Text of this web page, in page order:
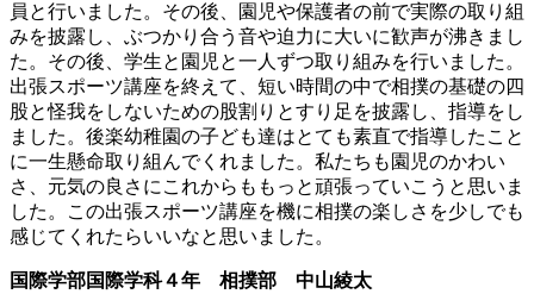
員と行いました。その後、園児や保護者の前で実際の取り組
みを披露し、ぶつかり合う音や迫力に大いに歓声が沸きまし
た。その後、学生と園児と一人ずつ取り組みを行いました。
出張スポーツ講座を終えて、短い時間の中で相撲の基礎の四
股と怪我をしないための股割りとすり足を披露し、指導をし
ました。後楽幼稚園の子ども達はとても素直で指導したこと
に一生懸命取り組んでくれました。私たちも園児のかわい
さ、元気の良さにこれからももっと頑張っていこうと思いま
した。この出張スポーツ講座を機に相撲の楽しさを少しでも
感じてくれたらいいなと思いました。
国際学部国際学科４年 相撲部 中山綾太